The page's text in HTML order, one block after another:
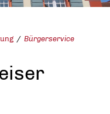
Bürgerservice